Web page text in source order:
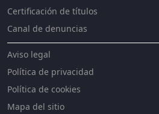
Certificación de títulos
Canal de denuncias
Aviso legal
Política de privacidad
Política de cookies
Mapa del sitio